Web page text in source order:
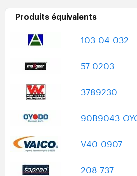
Produits équivalents
103-04-032
57-0203
3789230
90B9043-
V40-0907
208 737